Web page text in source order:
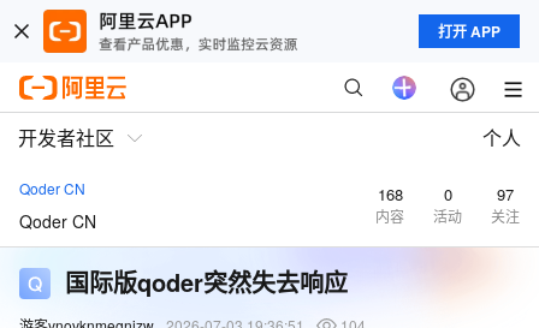
打开 APP
开发者社区 个人
Qoder CN
Qoder CN
168
内容
0
活动
97
关注
国际版qoder突然失去响应